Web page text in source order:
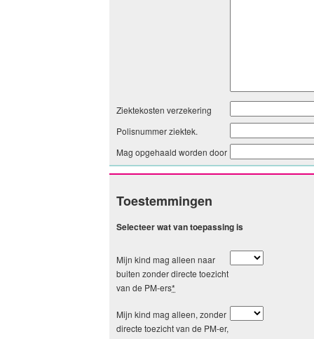
Ziektekosten verzekering
Polisnummer ziektek.
Mag opgehaald worden door
Toestemmingen
Selecteer wat van toepassing is
Mijn kind mag alleen naar
buiten zonder directe toezicht
van de PM-ers*
Mijn kind mag alleen, zonder
directe toezicht van de PM-er,